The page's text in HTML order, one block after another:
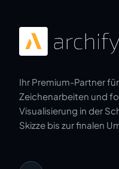
Ihr Premium-Partner
Zeichenarbeiten und
Visualisierung in der
Skizze bis zur finalen